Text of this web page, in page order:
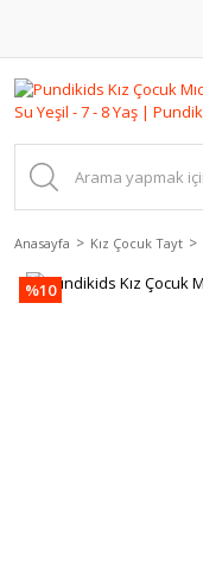
Anasayfa Kız Çocuk Tayt
%10